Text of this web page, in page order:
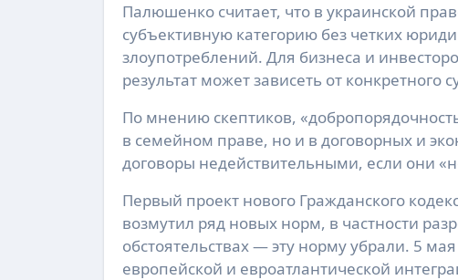
Палюшенко считает, что в украинской
субъективную категорию без четких
злоупотреблений. Для бизнеса и
результат может зависеть от
По мнению скептиков,
в семейном праве, но и в договорных и
договоры недействительными, если они
Первый проект нового Гражданского
возмутил ряд новых норм, в частности
обстоятельствах — эту норму убрали. 5
европейской и евроатлантической